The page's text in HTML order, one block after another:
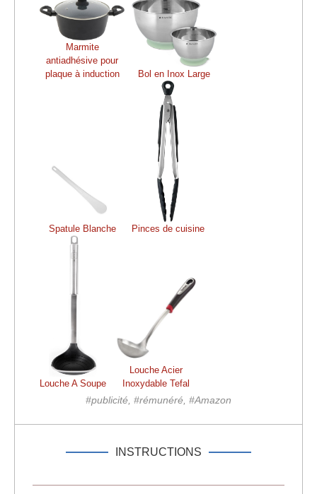
Marmite
antiadhésive pour
plaque à induction
Bol en Inox Large
Spatule Blanche Pinces de cuisine
Louche A Soupe
Louche Acier
Inoxydable Tefal
#publicité, #rémunéré, #Amazon
INSTRUCTIONS